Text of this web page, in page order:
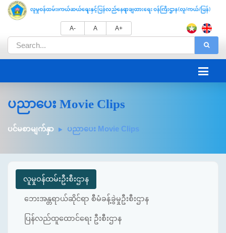
A- A A+
ပညာပေး Movie Clips
ပင်မစာမျက်နှာ ပညာပေး Movie Clips
လူမှုဝန်ထမ်းဦးစီးဌာန
ဘေးအန္တရာယ်ဆိုင်ရာ စီမံခန့်ခွဲမှုဦးစီးဌာန
ပြန်လည်ထူထောင်ရေး ဦးစီးဌာန